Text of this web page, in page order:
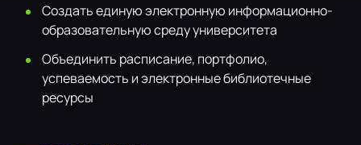
Создать единую электронную информационно-
образовательную среду университета
Объединить расписание, портфолио,
успеваемость и электронные библиотечные
ресурсы